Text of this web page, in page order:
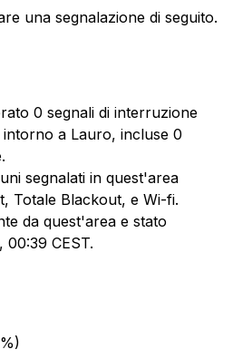
una segnalazione di seguito.
0 segnali di interruzione
a Lauro, incluse 0
segnalati in quest'area
Totale Blackout, e Wi-fi.
da quest'area e stato
CEST.